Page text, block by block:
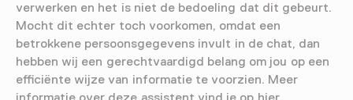
verwerken en het is niet de bedoeling dat dit gebeurt.
Mocht dit echter toch voorkomen, omdat een
betrokkene persoonsgegevens invult in de chat, dan
hebben wij een gerechtvaardigd belang om jou op een
efficiënte wijze van informatie te voorzien. Meer